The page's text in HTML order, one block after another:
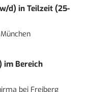
d) in Teilzeit (25-
München
im Bereich
bei Freiberg